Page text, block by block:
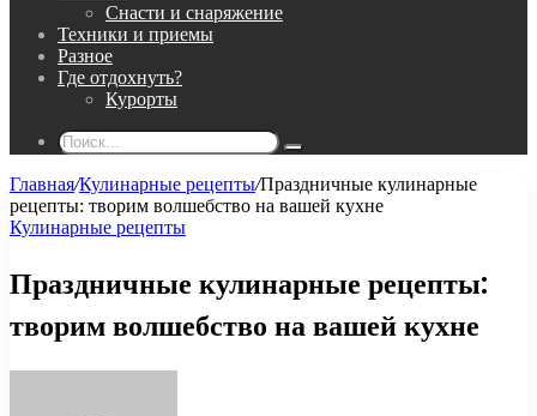
Снасти и снаряжение
Техники и приемы
Разное
Где отдохнуть?
Курорты
Поиск...
Главная/Кулинарные рецепты/Праздничные кулинарные
рецепты: творим волшебство на вашей кухне
Кулинарные рецепты
Праздничные кулинарные рецепты:
творим волшебство на вашей кухне